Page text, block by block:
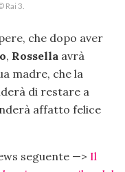
Rai 3.
che dopo aver
, Rossella avrà
madre, che la
di restare a
affatto felice
seguente —> Il